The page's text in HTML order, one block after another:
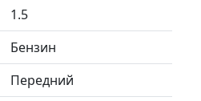
1.5
Бензин
Передний